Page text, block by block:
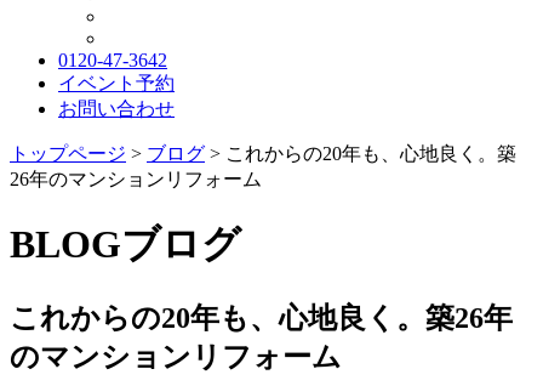
0120-47-3642
イベント予約
お問い合わせ
トップページ > ブログ > これからの20年も、心地良く。築
26年のマンションリフォーム
BLOGブログ
これからの20年も、心地良く。築26年
のマンションリフォーム